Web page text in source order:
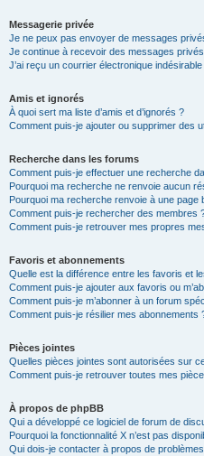
Messagerie privée
Je ne peux pas envoyer de messages
Je continue à recevoir des messages
J’ai reçu un courrier électronique
Amis et ignorés
À quoi sert ma liste d’amis et d’ignorés ?
Comment puis-je ajouter ou supprimer des
Recherche dans les forums
Comment puis-je effectuer une recherche
Pourquoi ma recherche ne renvoie aucun
Pourquoi ma recherche renvoie à une page
Comment puis-je rechercher des membres
Comment puis-je retrouver mes propres
Favoris et abonnements
Quelle est la différence entre les favoris et
Comment puis-je ajouter aux favoris ou
Comment puis-je m’abonner à un forum
Comment puis-je résilier mes abonnements
Pièces jointes
Quelles pièces jointes sont autorisées sur
Comment puis-je retrouver toutes mes
À propos de phpBB
Qui a développé ce logiciel de forum de
Pourquoi la fonctionnalité X n’est pas
Qui dois-je contacter à propos de